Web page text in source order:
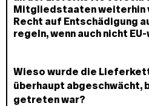
Mitgliedstaaten weiterhin
Recht auf Entschädigung
regeln, wenn auch nicht
Wieso wurde die
überhaupt abgeschwächt,
getreten war?